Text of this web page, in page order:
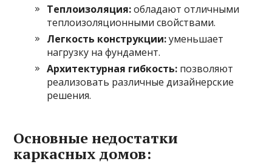
Теплоизоляция:обладают отличными
теплоизоляционными свойствами.
Легкость конструкции:уменьшает
нагрузку на фундамент.
Архитектурная гибкость: позволяют
реализовать различные дизайнерские
решения.
Основные недостатки
каркасных домов: